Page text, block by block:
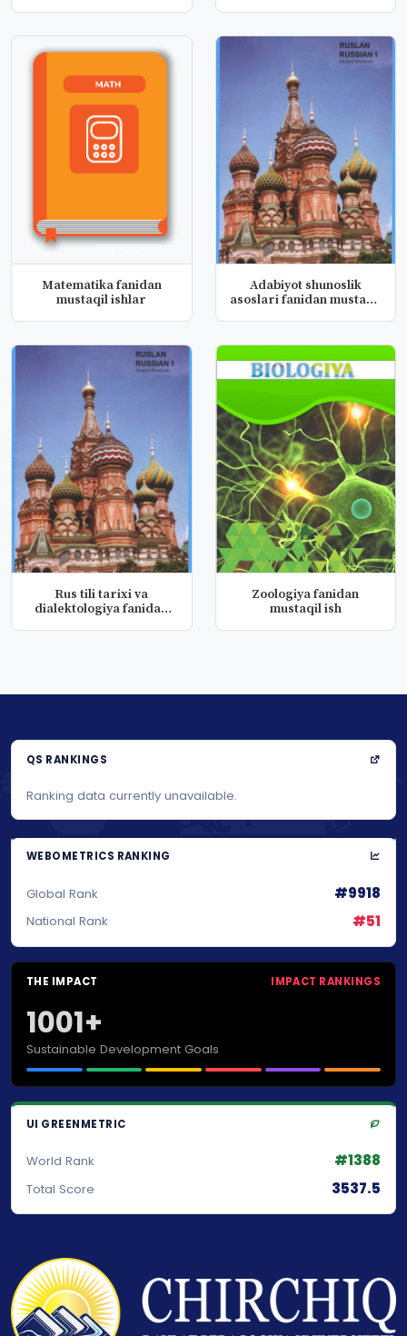
Matematika fanidan
mustaqil ishlar
Adabiyot shunoslik
asoslari fanidan mustaqil
Rus tili tarixi va
dialektologiya fanidan
Zoologiya fanidan
mustaqil ish
QS RANKINGS
Ranking data currently unavailable.
WEBOMETRICS RANKING
Global Rank #9918
National Rank #51
THE IMPACT IMPACT RANKINGS
1001+
Sustainable Development Goals
UI GREENMETRIC
World Rank #1388
Total Score 3537.5